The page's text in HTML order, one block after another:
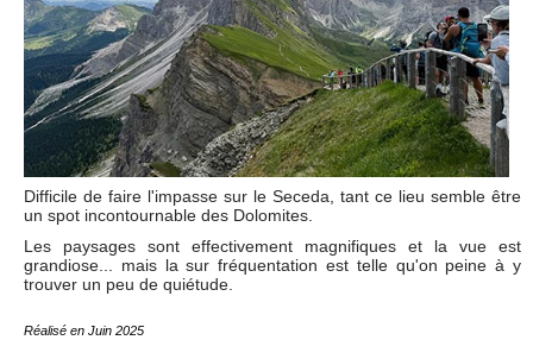
Difficile de faire l'impasse sur le Seceda, tant ce lieu semble être
un spot incontournable des Dolomites.
Les paysages sont effectivement magnifiques et la vue est
grandiose... mais la sur fréquentation est telle qu'on peine à y
trouver un peu de quiétude.
Réalisé en Juin 2025